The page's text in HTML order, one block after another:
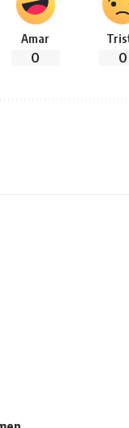
Amar
0 0